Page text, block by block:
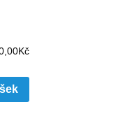
Kč
šek